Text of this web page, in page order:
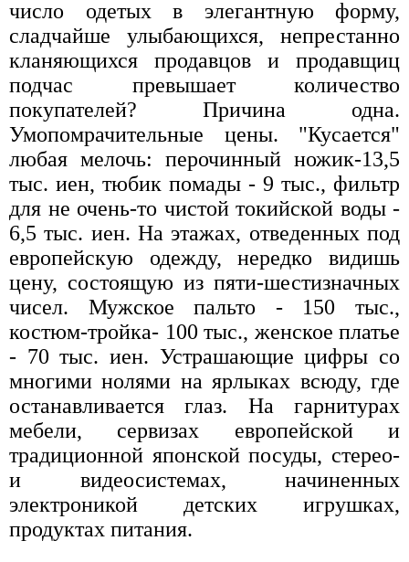
число одетых в элегантную форму,
сладчайше улыбающихся, непрестанно
кланяющихся продавцов и продавщиц
подчас превышает количество
покупателей? Причина одна.
Умопомрачительные цены. "Кусается"
любая мелочь: перочинный ножик-13,5
тыс. иен, тюбик помады - 9 тыс., фильтр
для не очень-то чистой токийской воды -
6,5 тыс. иен. На этажах, отведенных под
европейскую одежду, нередко видишь
цену, состоящую из пяти-шестизначных
чисел. Мужское пальто - 150 тыс.,
костюм-тройка- 100 тыс., женское платье
- 70 тыс. иен. Устрашающие цифры со
многими нолями на ярлыках всюду, где
останавливается глаз. На гарнитурах
мебели, сервизах европейской и
традиционной японской посуды, стерео-
и видеосистемах, начиненных
электроникой детских игрушках,
продуктах питания.